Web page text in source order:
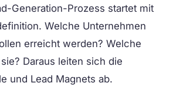
Generation-Prozess startet mit
Welche Unternehmen
erreicht werden? Welche
Daraus leiten sich die
und Lead Magnets ab.